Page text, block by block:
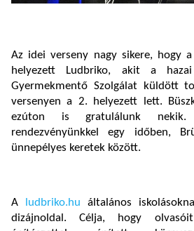
Az idei verseny nagy sikere, hogy
helyezett Ludbriko, akit a
Gyermekmentő Szolgálat küldött
versenyen a 2. helyezett lett.
ezúton is gratulálunk
rendezvényünkkel egy időben,
ünnepélyes keretek között.
A ludbriko.hu általános
dizájnoldal. Célja, hogy